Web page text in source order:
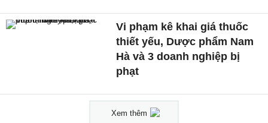
Vi phạm kê khai giá thuốc
thiết yếu, Dược phẩm Nam
Hà và 3 doanh nghiệp bị
phạt
Xem thêm